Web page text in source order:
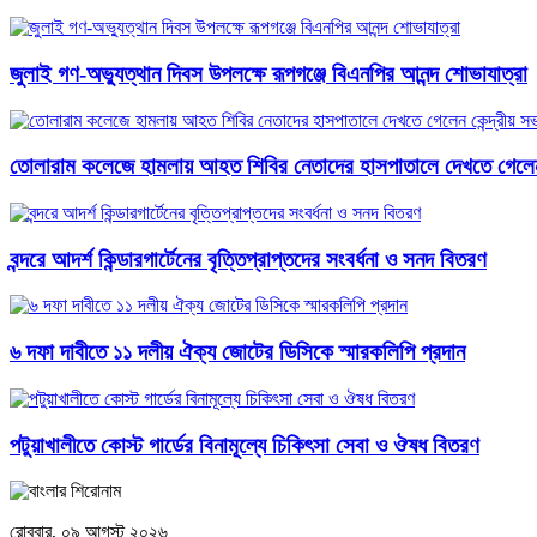
জুলাই গণ-অভ্যুত্থান দিবস উপলক্ষে রূপগঞ্জে বিএনপির আনন্দ শোভাযাত্রা
তোলারাম কলেজে হামলায় আহত শিবির নেতাদের হাসপাতালে দেখতে
বন্দরে আদর্শ কিন্ডারগার্টেনের বৃত্তিপ্রাপ্তদের সংবর্ধনা ও সনদ বিতরণ
৬ দফা দাবীতে ১১ দলীয় ঐক্য জোটের ডিসিকে স্মারকলিপি প্রদান
পটুয়াখালীতে কোস্ট গার্ডের বিনামূল্যে চিকিৎসা সেবা ও ঔষধ বিতরণ
রোববার, ০৯ আগস্ট ২০২৬